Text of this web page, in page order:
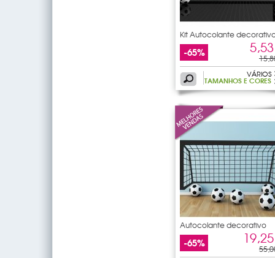
Kit Autocolante
12
-65%
VÁRIOS
TAMANHOS E CORES
Autocolante decorativo
gaiola
-65%